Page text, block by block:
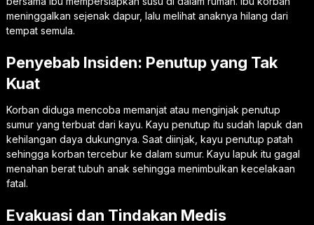
meninggalkan sejenak dapur, lalu melihat anaknya hilang dari
tempat semula.
Penyebab Insiden: Penutup yang Tak
Kuat
Korban diduga mencoba memanjat atau menginjak penutup
sumur yang terbuat dari kayu. Kayu penutup itu sudah lapuk dan
kehilangan daya dukungnya. Saat diinjak, kayu penutup patah
sehingga korban tercebur ke dalam sumur. Kayu lapuk itu gagal
menahan berat tubuh anak sehingga menimbulkan kecelakaan
fatal.
Evakuasi dan Tindakan Medis